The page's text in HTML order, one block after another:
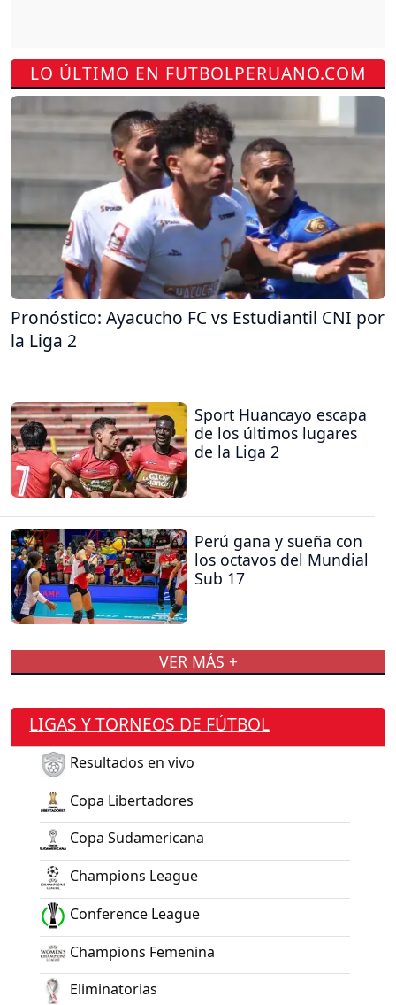
LO ÚLTIMO EN FUTBOLPERUANO.COM
Pronóstico: Ayacucho FC vs Estudiantil CNI por
la Liga 2
Sport Huancayo escapa
de los últimos lugares
de la Liga 2
Perú gana y sueña con
los octavos del Mundial
Sub 17
VER MÁS +
LIGAS Y TORNEOS DE FÚTBOL
Resultados en vivo
Copa Libertadores
Copa Sudamericana
Champions League
Conference League
Champions Femenina
Eliminatorias